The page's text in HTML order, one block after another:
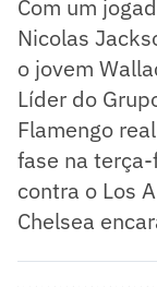
Com um
Nicolas
o jovem
Líder do
Flamengo
fase na
contra o Los
Chelsea